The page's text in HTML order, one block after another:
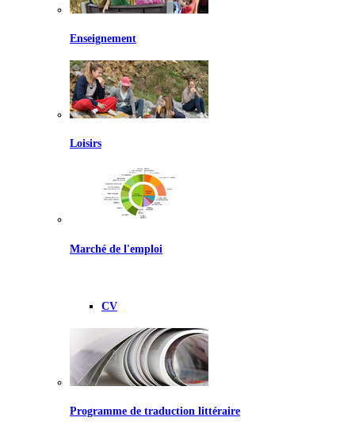
Enseignement
Loisirs
Marché de l'emploi
CV
Programme de traduction littéraire